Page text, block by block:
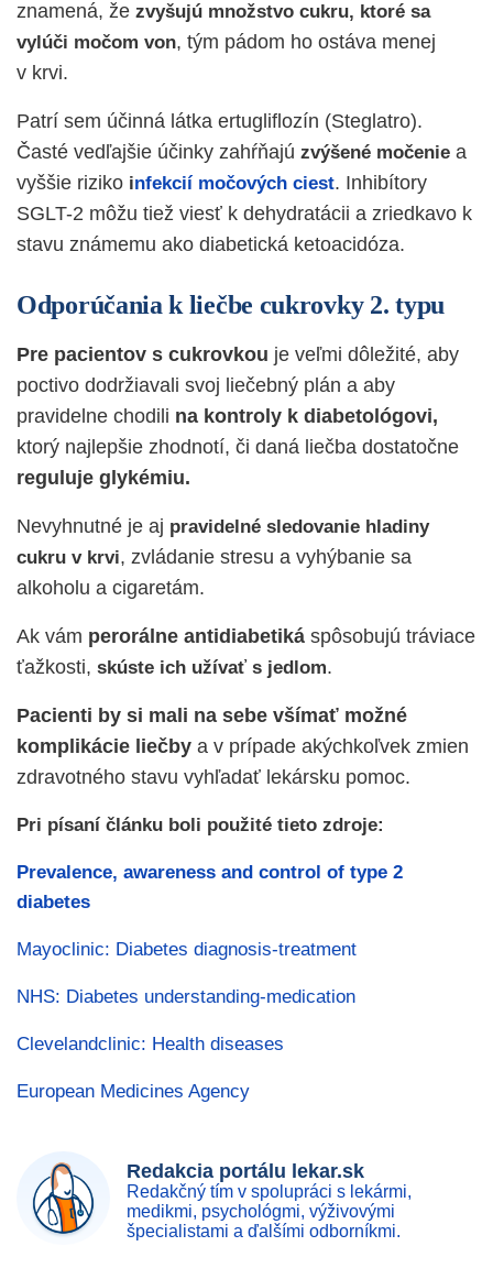
znamená, že zvyšujú množstvo cukru, ktoré sa
vylúči močom von, tým pádom ho ostáva menej
v krvi.
Patrí sem účinná látka ertugliflozín (Steglatro).
Časté vedľajšie účinky zahŕňajú zvýšené močenie a
vyššie riziko infekcií močových ciest. Inhibítory
SGLT-2 môžu tiež viesť k dehydratácii a zriedkavo k
stavu známemu ako diabetická ketoacidóza.
Odporúčania k liečbe cukrovky 2. typu
Pre pacientov s cukrovkou je veľmi dôležité, aby
poctivo dodržiavali svoj liečebný plán a aby
pravidelne chodili na kontroly k diabetológovi,
ktorý najlepšie zhodnotí, či daná liečba dostatočne
reguluje glykémiu.
Nevyhnutné je aj pravidelné sledovanie hladiny
cukru v krvi, zvládanie stresu a vyhýbanie sa
alkoholu a cigaretám.
Ak vám perorálne antidiabetiká spôsobujú tráviace
ťažkosti, skúste ich užívať s jedlom.
Pacienti by si mali na sebe všímať možné
komplikácie liečby a v prípade akýchkoľvek zmien
zdravotného stavu vyhľadať lekársku pomoc.
Pri písaní článku boli použité tieto zdroje:
Prevalence, awareness and control of type 2
diabetes
Mayoclinic: Diabetes diagnosis-treatment
NHS: Diabetes understanding-medication
Clevelandclinic: Health diseases
European Medicines Agency
Redakcia portálu lekar.sk
Redakčný tím v spolupráci s lekármi,
medikmi, psychológmi, výživovými
špecialistami a ďalšími odborníkmi.